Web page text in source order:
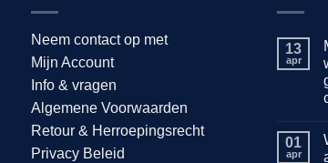
Neem contact op met
Mijn Account
Info & vragen
Algemene Voorwaarden
Retour & Herroepingsrecht
Privacy Beleid
13
apr
01
apr